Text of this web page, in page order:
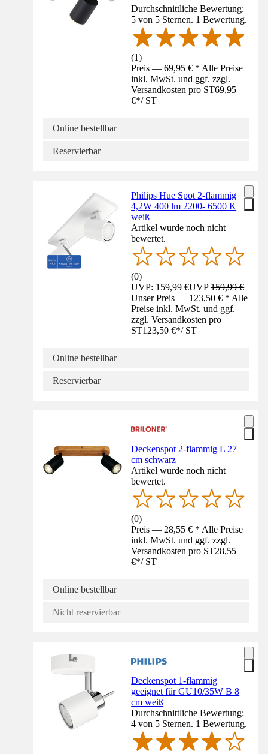
Durchschnittliche Bewertung:
5 von 5 Sternen. 1 Bewertung.
(1)
Preis — 69,95 € * Alle Preise
inkl. MwSt. und ggf. zzgl.
Versandkosten pro ST69,95
€*/ ST
Online bestellbar
Reservierbar
Philips Hue Spot 2-flammig
4,2W 400 lm 2200- 6500 K
weiß
Artikel wurde noch nicht
bewertet.
(0)
UVP: 159,99 €UVP159,99 €
Unser Preis — 123,50 € * Alle
Preise inkl. MwSt. und ggf.
zzgl. Versandkosten pro
ST123,50 €*/ ST
Online bestellbar
Reservierbar
Deckenspot 2-flammig L 27
cm schwarz
Artikel wurde noch nicht
bewertet.
(0)
Preis — 28,55 € * Alle Preise
inkl. MwSt. und ggf. zzgl.
Versandkosten pro ST28,55
€*/ ST
Online bestellbar
Nicht reservierbar
Deckenspot 1-flammig
geeignet für GU10/35W B 8
cm weiß
Durchschnittliche Bewertung:
4 von 5 Sternen. 1 Bewertung.